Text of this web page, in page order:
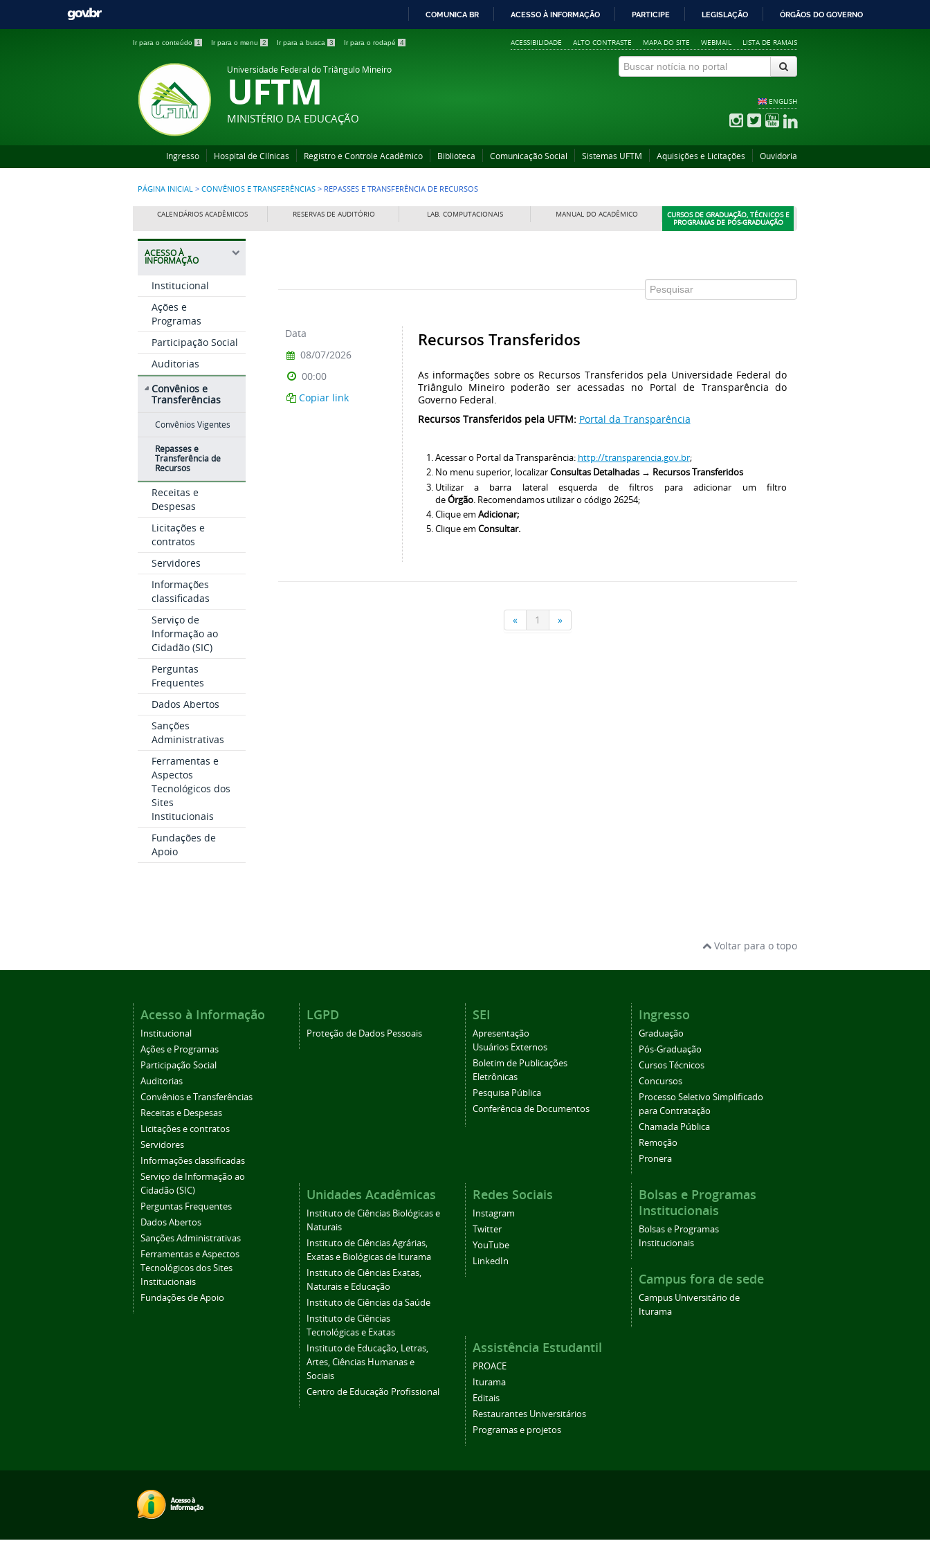
COMUNICA BR ACESSO À INFORMAÇÃO PARTICIPE LEGISLAÇÃO ÓRGÃOS DO GOVERNO
Ir para o conteúdo 1 Ir para o menu 2 Ir para a busca 3 Ir para o rodapé 4 ACESSIBILIDADE ALTO CONTRASTE MAPA DO SITE WEBMAIL LISTA DE RAMAIS
Universidade Federal do Triângulo Mineiro
UFTM
MINISTÉRIO DA EDUCAÇÃO
ENGLISH
Ingresso Hospital de Clínicas Registro e Controle Acadêmico Biblioteca Comunicação Social Sistemas UFTM Aquisições e Licitações Ouvidoria
PÁGINA INICIAL > CONVÊNIOS E TRANSFERÊNCIAS > REPASSES E TRANSFERÊNCIA DE RECURSOS
CALENDÁRIOS ACADÊMICOS RESERVAS DE AUDITÓRIO LAB. COMPUTACIONAIS MANUAL DO ACADÊMICO
CURSOS DE GRADUAÇÃO, TÉCNICOS E
PROGRAMAS DE PÓS-GRADUAÇÃO
ACESSO À
INFORMAÇÃO
Institucional
Ações e
Programas
Participação Social
Auditorias
Convênios e
Transferências
Convênios Vigentes
Repasses e
Transferência de
Recursos
Receitas e
Despesas
Licitações e
contratos
Servidores
Informações
classificadas
Serviço de
Informação ao
Cidadão (SIC)
Perguntas
Frequentes
Dados Abertos
Sanções
Administrativas
Ferramentas e
Aspectos
Tecnológicos dos
Sites
Institucionais
Fundações de
Apoio
Voltar para o topo
Acesso à Informação
Institucional
Ações e Programas
Participação Social
Auditorias
Convênios e Transferências
Receitas e Despesas
Licitações e contratos
Servidores
Informações classificadas
Serviço de Informação ao
Cidadão (SIC)
Perguntas Frequentes
Dados Abertos
Sanções Administrativas
Ferramentas e Aspectos
Tecnológicos dos Sites
Institucionais
Fundações de Apoio
LGPD
Proteção de Dados Pessoais
SEI
Apresentação
Usuários Externos
Boletim de Publicações
Eletrônicas
Pesquisa Pública
Conferência de Documentos
Ingresso
Graduação
Pós-Graduação
Cursos Técnicos
Concursos
Processo Seletivo Simplificado
para Contratação
Chamada Pública
Remoção
Pronera
Unidades Acadêmicas
Instituto de Ciências Biológicas e
Naturais
Instituto de Ciências Agrárias,
Exatas e Biológicas de Iturama
Instituto de Ciências Exatas,
Naturais e Educação
Instituto de Ciências da Saúde
Instituto de Ciências
Tecnológicas e Exatas
Instituto de Educação, Letras,
Artes, Ciências Humanas e
Sociais
Centro de Educação Profissional
Redes Sociais
Instagram
Twitter
YouTube
LinkedIn
Bolsas e Programas
Institucionais
Bolsas e Programas
Institucionais
Campus fora de sede
Campus Universitário de
Iturama
Assistência Estudantil
PROACE
Iturama
Editais
Restaurantes Universitários
Programas e projetos